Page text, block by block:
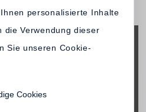
personalisierte Inhalte
die Verwendung dieser
Sie unseren Cookie-
Cookies